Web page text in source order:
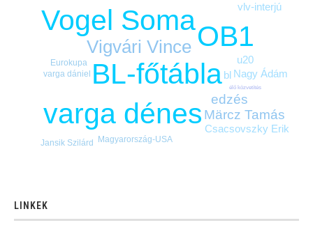
BL-főtábla
OB1
varga dénes
Vogel Soma
Vigvári Vince
edzés
Märcz Tamás
bl
Csacsovszky Erik
Nagy Ádám
u20
vlv-interjú
Eurokupa
Jansik Szilárd Magyarország-USA
varga dániel
élő közvetítés
LINKEK